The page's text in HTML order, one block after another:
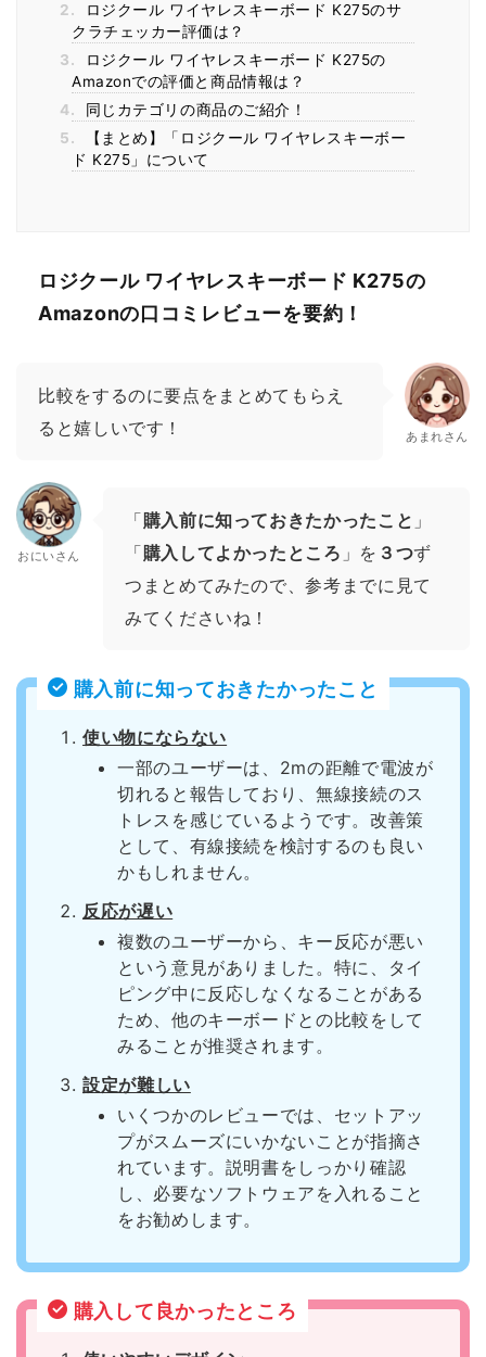
2.
ロジクール ワイヤレスキーボード K275のサ
クラチェッカー評価は？
3.
ロジクール ワイヤレスキーボード K275の
Amazonでの評価と商品情報は？
4.
同じカテゴリの商品のご紹介！
5.
【まとめ】「ロジクール ワイヤレスキーボー
ド K275」について
ロジクール ワイヤレスキーボード K275の
Amazonの口コミレビューを要約！
比較をするのに要点をまとめてもらえ
ると嬉しいです！
あまれさん
おにいさん
「購入前に知っておきたかったこと 」
「購入してよかったところ 」を ３つず
つまとめてみたので、参考までに見て
みてくださいね！
購入前に知っておきたかったこと
使い物にならない
一部のユーザーは、2mの距離で電波が
切れると報告しており、無線接続のス
トレスを感じているようです。改善策
として、有線接続を検討するのも良い
かもしれません。
反応が遅い
複数のユーザーから、キー反応が悪い
という意見がありました。特に、タイ
ピング中に反応しなくなることがある
ため、他のキーボードとの比較をして
みることが推奨されます。
設定が難しい
いくつかのレビューでは、セットアッ
プがスムーズにいかないことが指摘さ
れています。説明書をしっかり確認
し、必要なソフトウェアを入れること
をお勧めします。
購入して良かったところ